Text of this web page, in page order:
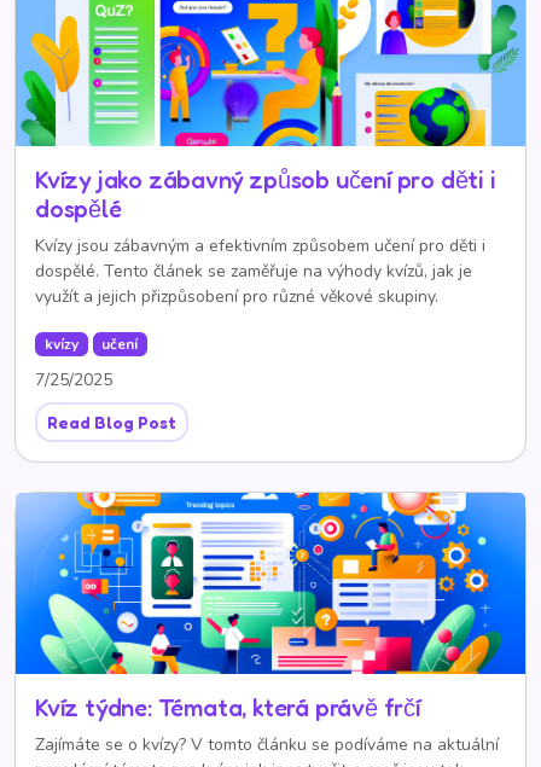
Kvízy jako zábavný způsob učení pro děti i
dospělé
Kvízy jsou zábavným a efektivním způsobem učení pro děti i
dospělé. Tento článek se zaměřuje na výhody kvízů, jak je
využít a jejich přizpůsobení pro různé věkové skupiny.
kvízy učení
7/25/2025
Read Blog Post
Kvíz týdne: Témata, která právě frčí
Zajímáte se o kvízy? V tomto článku se podíváme na aktuální